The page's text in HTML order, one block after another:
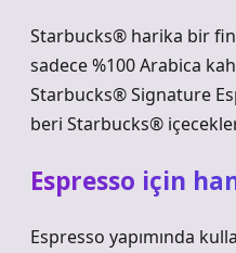
Starbucks® harika bir
sadece %100 Arabica
Starbucks® Signature
beri Starbucks®
Espresso için
Espresso yapımında